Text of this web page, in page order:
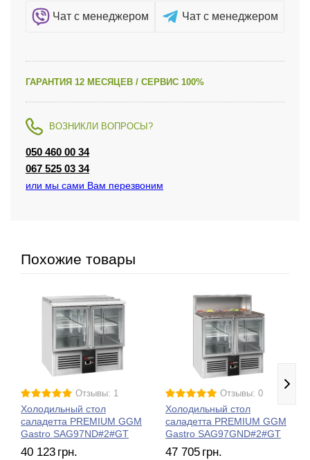
Чат c менеджером Чат c менеджером
ГАРАНТИЯ 12 МЕСЯЦЕВ / СЕРВИС 100%
ВОЗНИКЛИ ВОПРОСЫ?
050 460 00 34
067 525 03 34
или мы сами Вам перезвоним
Похожие товары
Отзывы: 1
Холодильный стол
саладетта PREMIUM GGM
Gastro SAG97ND#2#GT
40 123 грн.
Отзывы: 0
Холодильный стол
саладетта PREMIUM GGM
Gastro SAG97GND#2#GT
47 705 грн.